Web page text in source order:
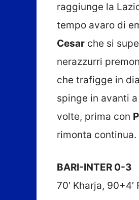
raggiunge la
tempo avaro di
Cesar che si
nerazzurri
che trafigge in
spinge in avanti
volte, prima con
rimonta continua.
BARI-INTER 0-3
70′ Kharja,